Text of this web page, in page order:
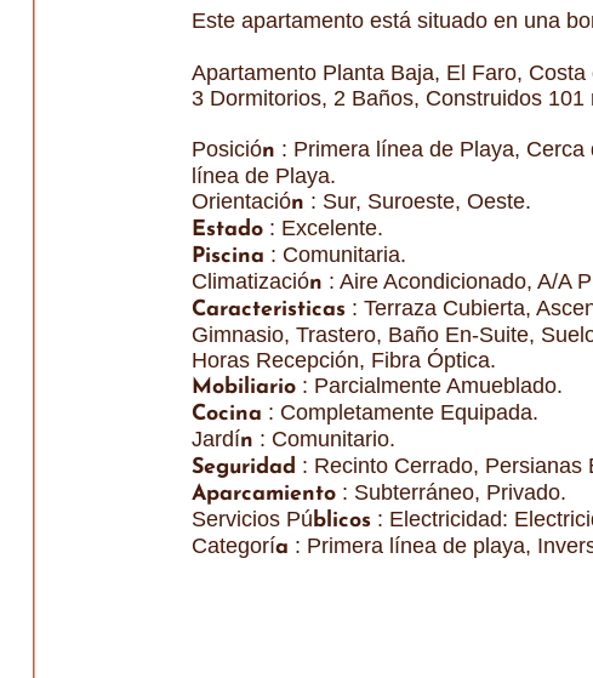
Este apartamento está situado en una
Apartamento Planta Baja, El Faro, Costa
3 Dormitorios, 2 Baños, Construidos 101
Posición : Primera línea de Playa,
línea de Playa.
Orientación : Sur, Suroeste, Oeste.
Estado: Excelente.
Piscina : Comunitaria.
Climatización : Aire Acondicionado, A/A
Caracteristicas: Terraza Cubierta,
Gimnasio, Trastero, Baño En-Suite,
Horas Recepción, Fibra Óptica.
Mobiliario: Parcialmente Amueblado.
Cocina : Completamente Equipada.
Jardín : Comunitario.
Seguridad : Recinto Cerrado, Persianas
Aparcamiento: Subterráneo, Privado.
Servicios Pú blicos: Electricidad:
Categoría : Primera línea de playa,